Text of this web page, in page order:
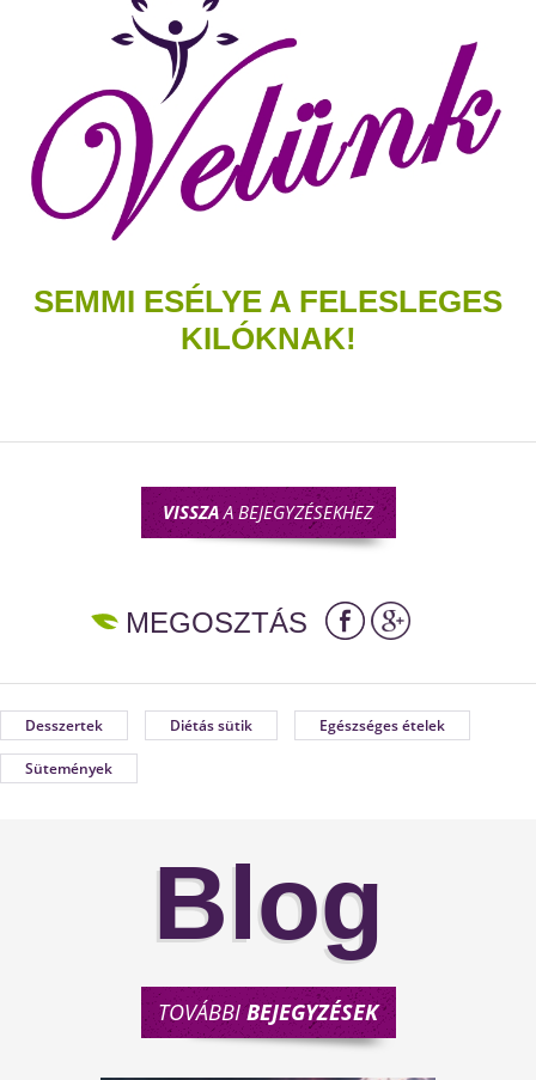
SEMMI ESÉLYE A FELESLEGES
KILÓKNAK!
VISSZAA BEJEGYZÉSEKHEZ
MEGOSZTÁS
Desszertek Diétás sütik Egészséges ételek
Sütemények
Blog
TOVÁBBIBEJEGYZÉSEK